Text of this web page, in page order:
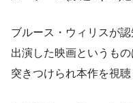
ブルース・ウィリスが
出演した映画というも
突きつけられ本作を視聴